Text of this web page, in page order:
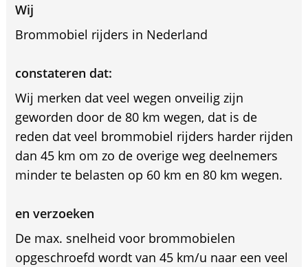
Wij
Brommobiel rijders in Nederland
constateren dat:
Wij merken dat veel wegen onveilig zijn
geworden door de 80 km wegen, dat is de
reden dat veel brommobiel rijders harder rijden
dan 45 km om zo de overige weg deelnemers
minder te belasten op 60 km en 80 km wegen.
en verzoeken
De max. snelheid voor brommobielen
opgeschroefd wordt van 45 km/u naar een veel